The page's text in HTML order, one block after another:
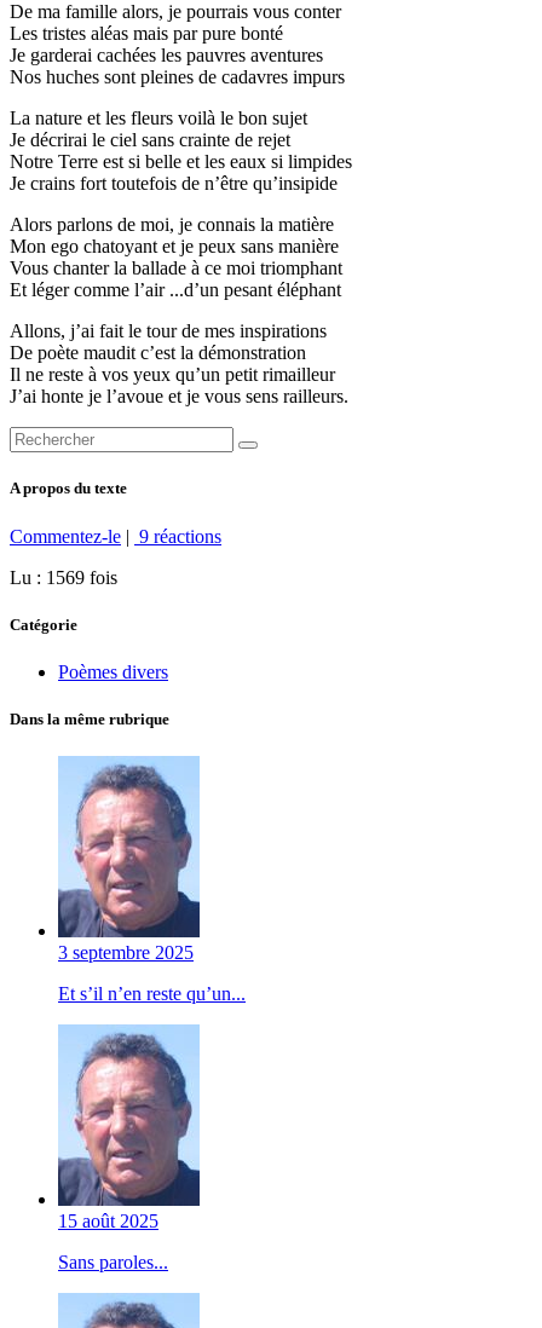
De ma famille alors, je pourrais vous conter
Les tristes aléas mais par pure bonté
Je garderai cachées les pauvres aventures
Nos huches sont pleines de cadavres impurs
La nature et les fleurs voilà le bon sujet
Je décrirai le ciel sans crainte de rejet
Notre Terre est si belle et les eaux si limpides
Je crains fort toutefois de n’être qu’insipide
Alors parlons de moi, je connais la matière
Mon ego chatoyant et je peux sans manière
Vous chanter la ballade à ce moi triomphant
Et léger comme l’air ...d’un pesant éléphant
Allons, j’ai fait le tour de mes inspirations
De poète maudit c’est la démonstration
Il ne reste à vos yeux qu’un petit rimailleur
J’ai honte je l’avoue et je vous sens railleurs.
A propos du texte
Commentez-le | 9 réactions
Lu : 1569 fois
Catégorie
Poèmes divers
Dans la même rubrique
3 septembre 2025
Et s’il n’en reste qu’un...
15 août 2025
Sans paroles...